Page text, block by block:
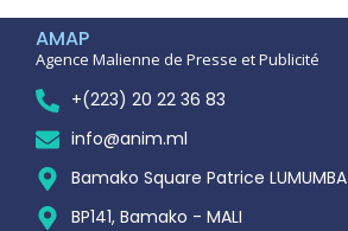
AMAP
Agence Malienne de Presse et Publicité
+(223) 20 22 36 83
info@anim.ml
Bamako Square Patrice LUMUMBA
BP141, Bamako - MALI